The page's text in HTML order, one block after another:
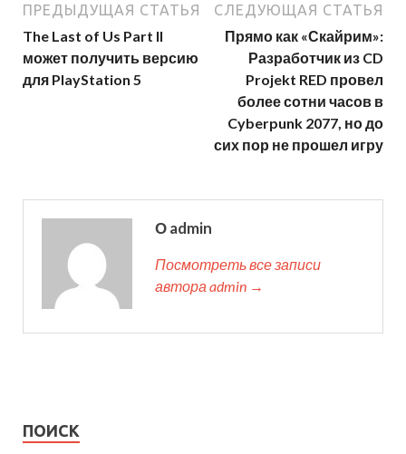
ПРЕДЫДУЩАЯ СТАТЬЯ
The Last of Us Part II
может получить версию
для PlayStation 5
СЛЕДУЮЩАЯ СТАТЬЯ
Прямо как «Скайрим»:
Разработчик из CD
Projekt RED провел
более сотни часов в
Cyberpunk 2077, но до
сих пор не прошел игру
О admin
Посмотреть все записи
автора admin →
ПОИСК